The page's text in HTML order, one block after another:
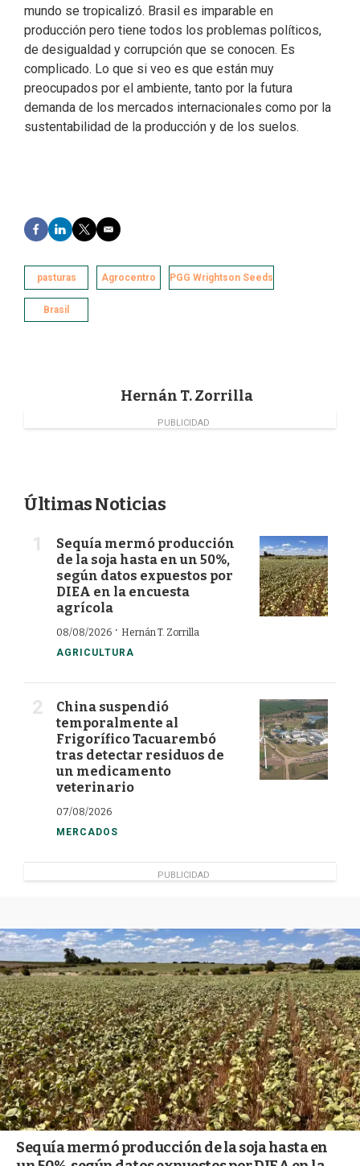
mundo se tropicalizó. Brasil es imparable en
producción pero tiene todos los problemas políticos,
de desigualdad y corrupción que se conocen. Es
complicado. Lo que si veo es que están muy
preocupados por el ambiente, tanto por la futura
demanda de los mercados internacionales como por la
sustentabilidad de la producción y de los suelos.
F
a
e
b
o
L
i
k
e
d
I
T
w
t
r
E
m
i
l
pasturas Agrocentro PGG Wrightson Seeds
Brasil
Hernán T. Zorrilla
PUBLICIDAD
Últimas Noticias
Sequía mermó producción
de la soja hasta en un 50%,
según datos expuestos por
DIEA en la encuesta
agrícola
08/08/2026 · Hernán T. Zorrilla
AGRICULTURA
China suspendió
temporalmente al
Frigorífico Tacuarembó
tras detectar residuos de
un medicamento
veterinario
07/08/2026
MERCADOS
PUBLICIDAD
Sequía mermó producción de la soja hasta en